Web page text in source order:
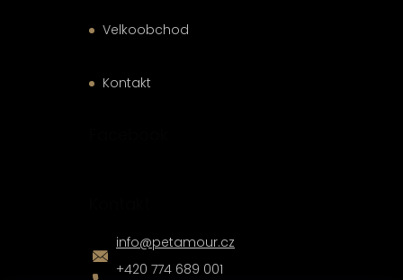
Velkoobchod
Kontakt
info@petamour.cz
+420 774 689 001